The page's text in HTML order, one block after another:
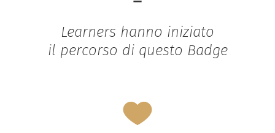
Learners hanno iniziato
il percorso di questo Badge